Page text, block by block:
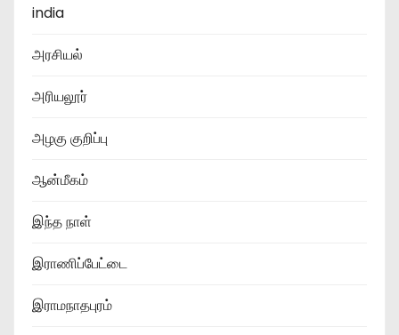
india
அரசியல்
அரியலூர்
அழகு குறிப்பு
ஆன்மீகம்
இந்த நாள்
இராணிப்பேட்டை
இராமநாதபுரம்